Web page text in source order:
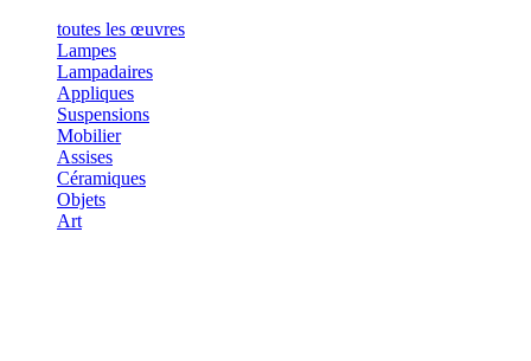
toutes les œuvres
Lampes
Lampadaires
Appliques
Suspensions
Mobilier
Assises
Céramiques
Objets
Art